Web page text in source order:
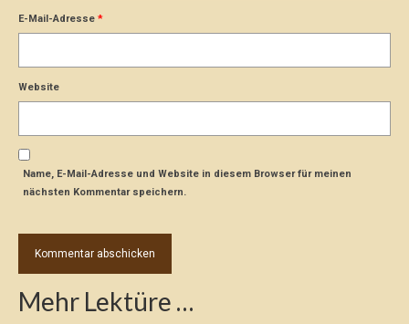
E-Mail-Adresse *
Website
Name, E-Mail-Adresse und Website in diesem Browser für meinen
nächsten Kommentar speichern.
Mehr Lektüre …